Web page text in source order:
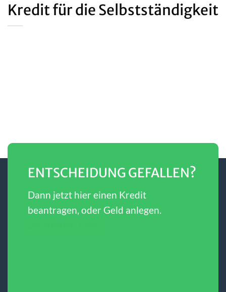
Kredit für die Selbstständigkeit
ENTSCHEIDUNG GEFALLEN?
Dann jetzt hier einen Kredit
beantragen, oder Geld anlegen.